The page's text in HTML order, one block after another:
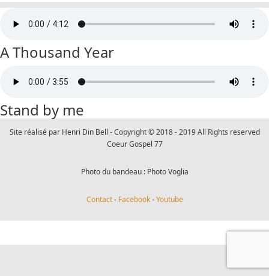
A Thousand Year
Stand by me
Site réalisé par Henri Din Bell - Copyright © 2018 - 2019 All Rights reserved
Coeur Gospel 77
Photo du bandeau : Photo Voglia
Contact- Facebook-Youtube